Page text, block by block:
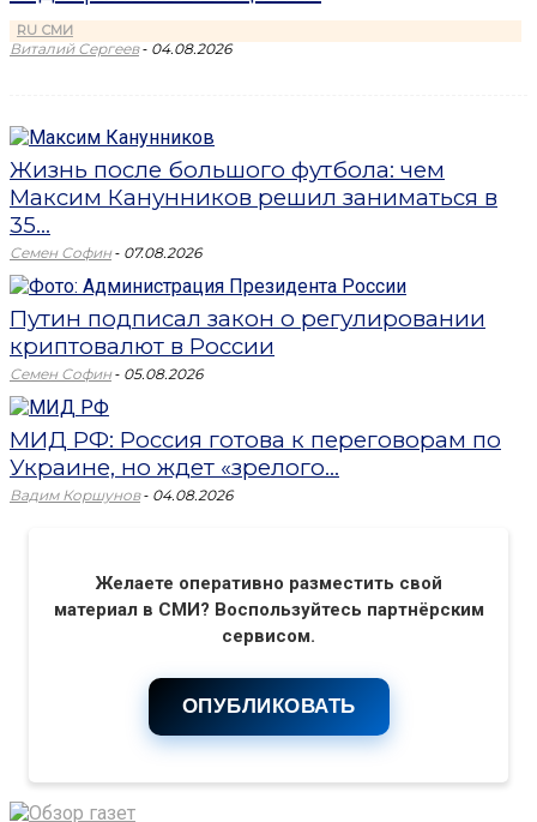
RU СМИ
Виталий Сергеев - 04.08.2026
Жизнь после большого футбола: чем
Максим Канунников решил заниматься в
35...
Семен Софин - 07.08.2026
Путин подписал закон о регулировании
криптовалют в России
Семен Софин - 05.08.2026
МИД РФ: Россия готова к переговорам по
Украине, но ждет «зрелого...
Вадим Коршунов - 04.08.2026
Желаете оперативно разместить свой
материал в СМИ? Воспользуйтесь партнёрским
сервисом.
ОПУБЛИКОВАТЬ